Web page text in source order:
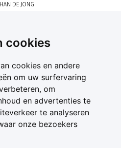
cookies
cookies en andere
om uw surfervaring
om
en advertenties te
te analyseren
onze bezoekers
HAN DE JONG